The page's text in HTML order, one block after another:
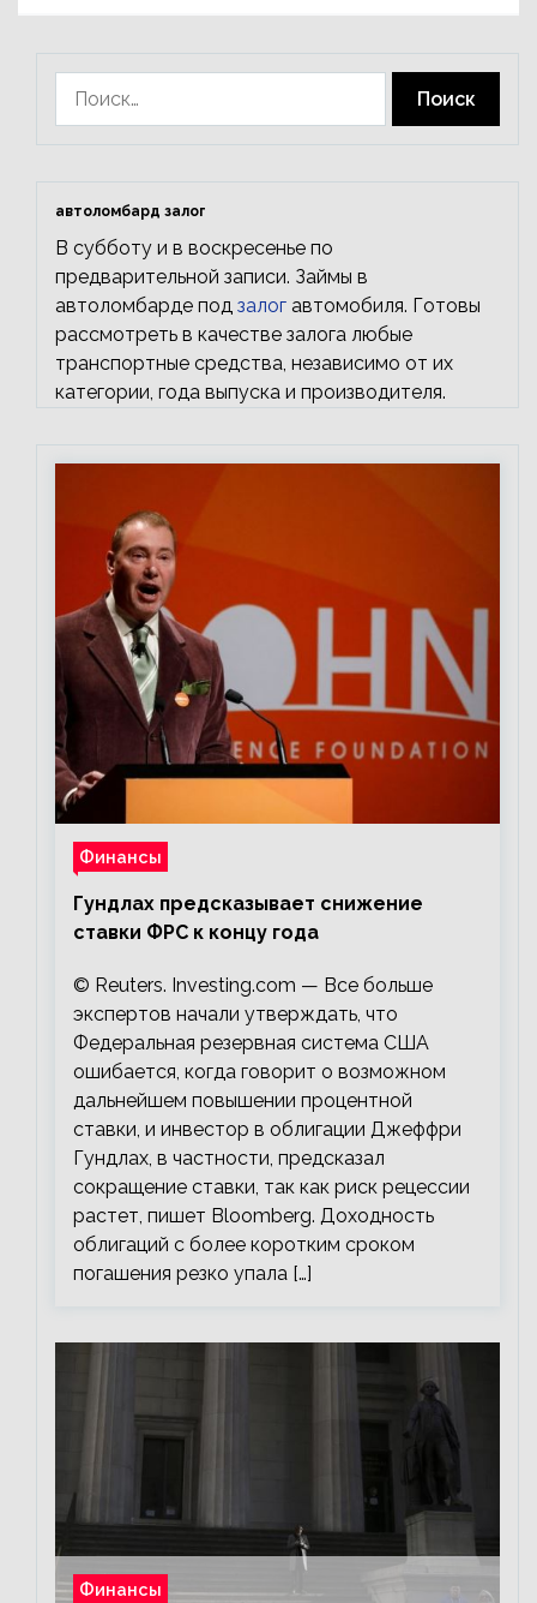
автоломбард залог
В субботу и в воскресенье по
предварительной записи. Займы в
автоломбарде под залог автомобиля. Готовы
рассмотреть в качестве залога любые
транспортные средства, независимо от их
категории, года выпуска и производителя.
Финансы
Гундлах предсказывает снижение
ставки ФРС к концу года
© Reuters. Investing.com — Все больше
экспертов начали утверждать, что
Федеральная резервная система США
ошибается, когда говорит о возможном
дальнейшем повышении процентной
ставки, и инвестор в облигации Джеффри
Гундлах, в частности, предсказал
сокращение ставки, так как риск рецессии
растет, пишет Bloomberg. Доходность
облигаций с более коротким сроком
погашения резко упала […]
Финансы